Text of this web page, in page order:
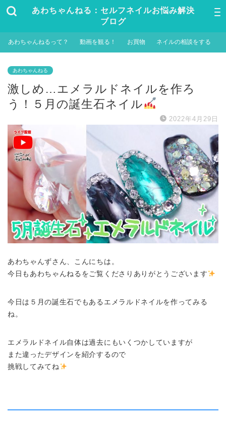
あわちゃんねる：セルフネイルお悩み解決
ブログ
あわちゃんねるって？ 動画を観る！ お買物 ネイルの相談をする
あわちゃんねる
激しめ…エメラルドネイルを作ろ
う！５月の誕生石ネイル
2022年4月29日
あわちゃんずさん、こんにちは。
今日もあわちゃんねるをご覧くださりありがとうございます
今日は５月の誕生石でもあるエメラルドネイルを作ってみる
ね。
エメラルドネイル自体は過去にもいくつかしていますが
また違ったデザインを紹介するので
挑戦してみてね